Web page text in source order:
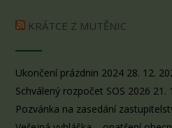
KRÁTCE Z MUTĚNIC
Ukončení prázdnin 2024 28. 12.
Schválený rozpočet SOS 2026 21.
Pozvánka na zasedání